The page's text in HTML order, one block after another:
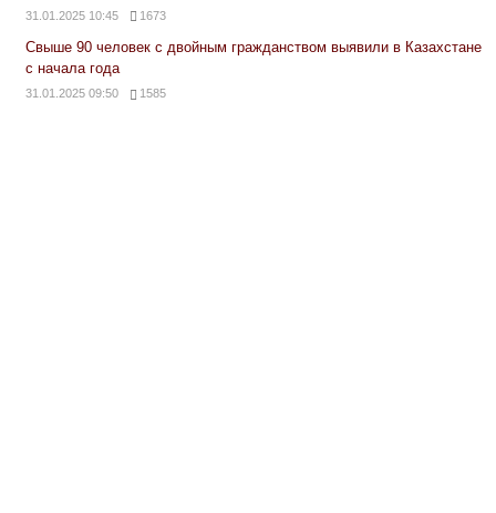
31.01.2025 10:45 1673
Свыше 90 человек с двойным гражданством выявили в Казахстане
с начала года
31.01.2025 09:50 1585